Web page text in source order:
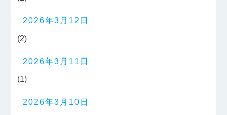
2026年3月12日
(2)
2026年3月11日
(1)
2026年3月10日